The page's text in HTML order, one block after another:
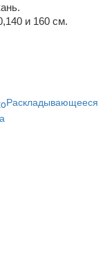
и 160 см.
Раскладывающееся